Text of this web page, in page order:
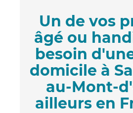
Un de vos
âgé ou
besoin
domicile à
au-Mont-
ailleurs en